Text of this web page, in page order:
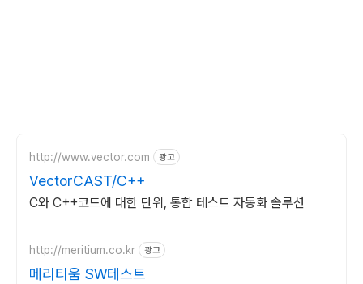
http://www.vector.com 광고
VectorCAST/C++
C와 C++코드에 대한 단위, 통합 테스트 자동화 솔루션
http://meritium.co.kr 광고
메리티움 SW테스트